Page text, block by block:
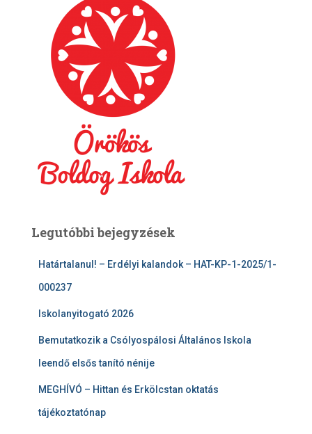
Legutóbbi bejegyzések
Határtalanul! – Erdélyi kalandok – HAT-KP-1-2025/1-
000237
Iskolanyitogató 2026
Bemutatkozik a Csólyospálosi Általános Iskola
leendő elsős tanító nénije
MEGHÍVÓ – Hittan és Erkölcstan oktatás
tájékoztatónap